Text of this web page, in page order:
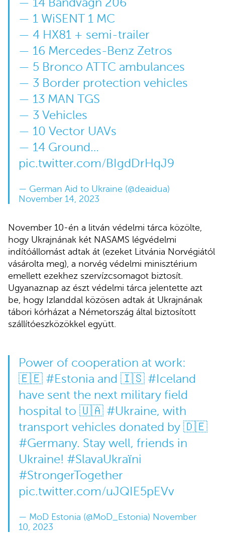
— 14 Bandvagn 206
— 1 WiSENT 1 MC
— 4 HX81 + semi-trailer
— 16 Mercedes-Benz Zetros
— 5 Bronco ATTC ambulances
— 3 Border protection vehicles
— 13 MAN TGS
— 3 Vehicles
— 10 Vector UAVs
— 14 Ground…
pic.twitter.com/BIgdDrHqJ9
— German Aid to Ukraine (@deaidua)
November 14, 2023
November 10-én a litván védelmi tárca közölte,
hogy Ukrajnának két NASAMS légvédelmi
indítóállomást adtak át (ezeket Litvánia Norvégiától
vásárolta meg), a norvég védelmi minisztérium
emellett ezekhez szervízcsomagot biztosít.
Ugyanaznap az észt védelmi tárca jelentette azt
be, hogy Izlanddal közösen adtak át Ukrajnának
tábori kórházat a Németország által biztosított
szállítóeszközökkel együtt.
Power of cooperation at work:
🇪🇪 #Estonia and 🇮🇸 #Iceland
have sent the next military field
hospital to 🇺🇦 #Ukraine, with
transport vehicles donated by 🇩🇪
#Germany. Stay well, friends in
Ukraine! #SlavaUkraïni
#StrongerTogether
pic.twitter.com/uJQIE5pEVv
— MoD Estonia (@MoD_Estonia) November
10, 2023